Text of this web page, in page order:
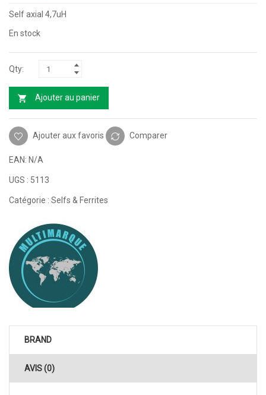
Self axial 4,7uH
En stock
Ajouter au panier
Ajouter aux favoris Comparer
EAN: N/A
UGS : 5113
Catégorie : Selfs & Ferrites
BRAND
AVIS (0)